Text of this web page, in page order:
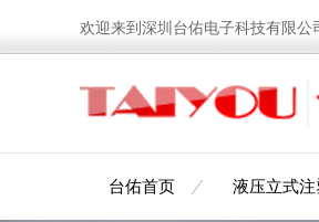
欢迎来到深圳台佑电子科技有限公
台佑首页 液压立式